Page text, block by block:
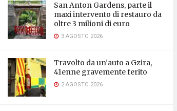
San Anton Gardens, parte il
maxi intervento di restauro da
oltre 3 milioni di euro
3 AGOSTO 2026
Travolto da un’auto a Gzira,
41enne gravemente ferito
2 AGOSTO 2026